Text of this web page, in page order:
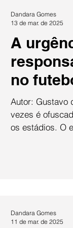
A
no
Autor: Gustavo de Araújo A
vezes é
os estádios. O
Dandara Gomes
13 de mar. de 2025
Dandara Gomes
11 de mar. de 2025